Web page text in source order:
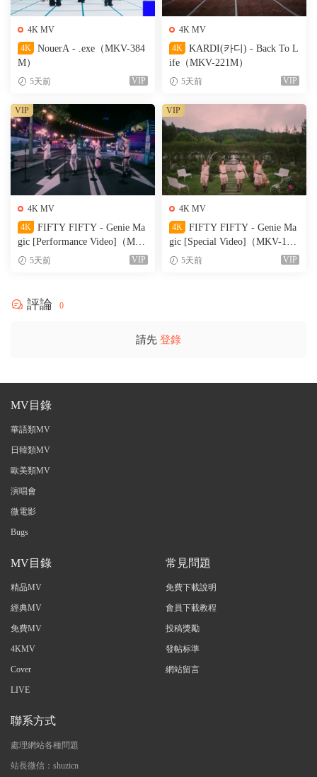
4K MV
4K
NouerA - .exe（MKV-384
M）
5天前 VIP
4K MV
4K
KARDI(카디) - Back To L
ife（MKV-221M）
5天前 VIP
4K MV
4K
FIFTY FIFTY - Genie Ma
gic [Performance Video]（MK
V-356M）
5天前 VIP
VIP
4K MV
4K
FIFTY FIFTY - Genie Ma
gic [Special Video]（MKV-199
M）5天前 VIP
VIP
評論 0
請先 登錄
MV目錄
華語類MV
日韓類MV
歐美類MV
演唱會
微電影
Bugs
MV目錄
精品MV
經典MV
免費MV
4KMV
Cover
LIVE
常見問題
免費下載說明
會員下載教程
投稿獎勵
發帖标準
網站留言
聯系方式
處理網站各種問題
站長微信：shuzicn